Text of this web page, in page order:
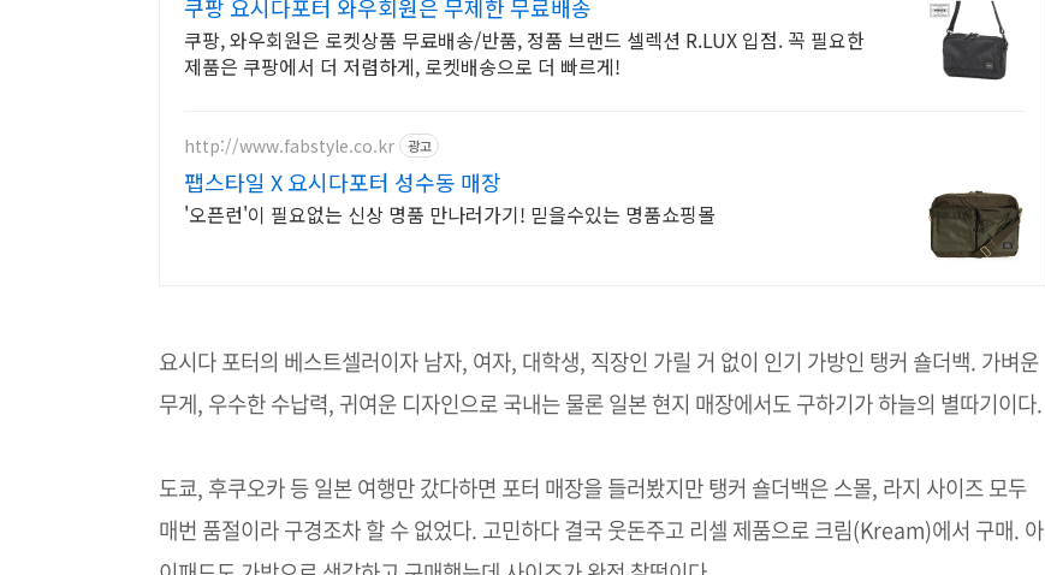
쿠팡 요시다포터 와우회원은 무제한 무료배송
쿠팡, 와우회원은 로켓상품 무료배송/반품, 정품 브랜드 셀렉션 R.LUX 입점. 꼭 필요한
제품은 쿠팡에서 더 저렴하게, 로켓배송으로 더 빠르게!
http://www.fabstyle.co.kr 광고
팹스타일 X 요시다포터 성수동 매장
'오픈런'이 필요없는 신상 명품 만나러가기! 믿을수있는 명품쇼핑몰
요시다 포터의 베스트셀러이자 남자, 여자, 대학생, 직장인 가릴 거 없이 인기 가방인 탱커 숄더백. 가벼운
무게, 우수한 수납력, 귀여운 디자인으로 국내는 물론 일본 현지 매장에서도 구하기가 하늘의 별따기이다.
도쿄, 후쿠오카 등 일본 여행만 갔다하면 포터 매장을 들러봤지만 탱커 숄더백은 스몰, 라지 사이즈 모두
매번 품절이라 구경조차 할 수 없었다. 고민하다 결국 웃돈주고 리셀 제품으로 크림(Kream)에서 구매. 아